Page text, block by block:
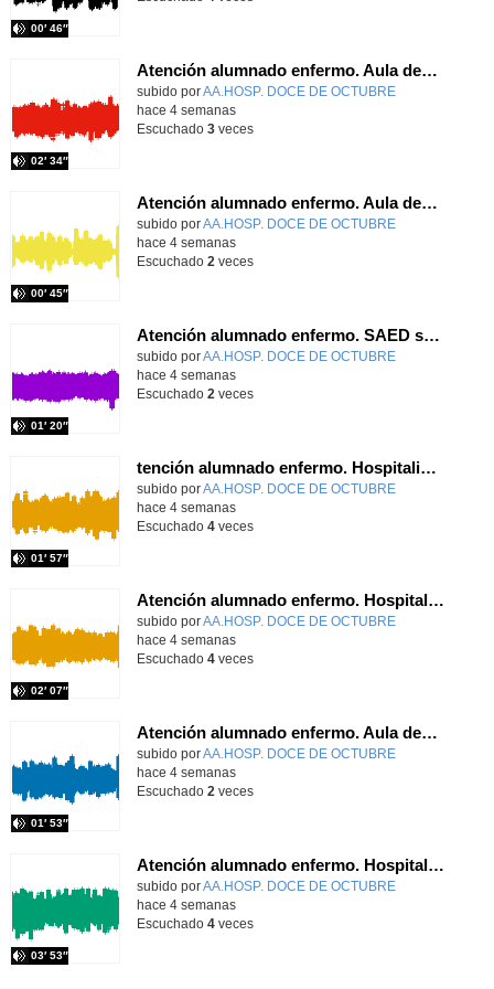
00′ 46″
Atención alumnado enfermo. Aula dentro del hospital. Sara Martín Fernández.
Contenido educativo.
subido porAA.HOSP. DOCE DE OCTUBRE
02′ 34″
-
hace 4 semanas
Escuchado 3veces
Atención alumnado enfermo. Aula dentro del hospital. Rosa María Poza Hervás
Contenido educativo.
subido porAA.HOSP. DOCE DE OCTUBRE
00′ 45″
-
hace 4 semanas
Escuchado 2 veces
Atención alumnado enfermo. SAED secundaria. Charo Villamariz Cid.
Contenido educativo.
subido porAA.HOSP. DOCE DE OCTUBRE
01′ 20″
-
hace 4 semanas
Escuchado 2 veces
tención alumnado enfermo. Hospitalización Psiquiátrica. María del Carmen Sanz Segura
Contenido educativo.
subido porAA.HOSP. DOCE DE OCTUBRE
01′ 57″
-
hace 4 semanas
Escuchado 4veces
Atención alumnado enfermo. Hospitalización Psiquiátrica. Miguel Ángel Baena Recio
Contenido educativo.
subido porAA.HOSP. DOCE DE OCTUBRE
02′ 07″
-
hace 4 semanas
Escuchado 4veces
Atención alumnado enfermo. Aula dentro del hospital. Laura Gómez-Pardo Gayete
Contenido educativo.
subido porAA.HOSP. DOCE DE OCTUBRE
01′ 53″
-
hace 4 semanas
Escuchado 2 veces
Atención alumnado enfermo. Hospitalización Psiquiátrica. Laura Barrasa Fano.
Contenido educativo.
subido porAA.HOSP. DOCE DE OCTUBRE
03′ 53″
-
hace 4 semanas
Escuchado 4veces